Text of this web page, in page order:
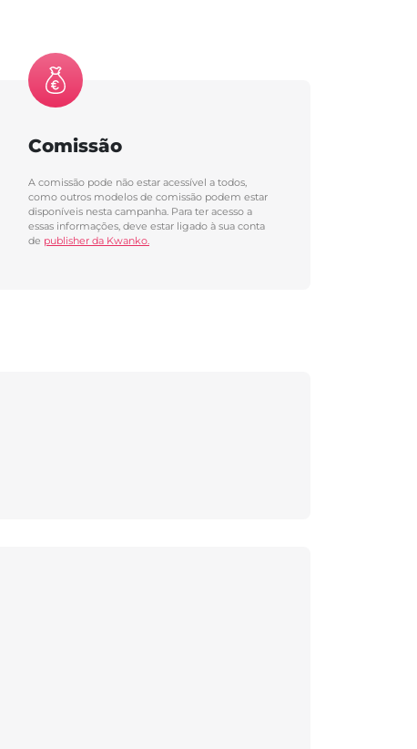
Comissão
A comissão pode não estar acessível a todos,
como outros modelos de comissão podem estar
disponíveis nesta campanha. Para ter acesso a
essas informações, deve estar ligado à sua conta
de publisher da Kwanko.